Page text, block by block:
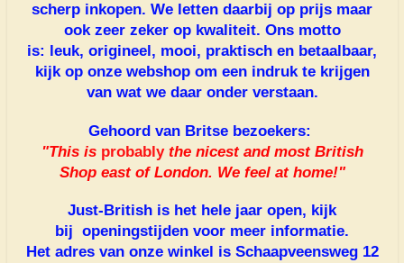
scherp inkopen. We letten daarbij op prijs maar
ook zeer zeker op kwaliteit. Ons motto
is: leuk, origineel, mooi, praktisch en betaalbaar,
kijk op onze webshop om een indruk te krijgen
van wat we daar onder verstaan.
Gehoord van Britse bezoekers:
"This is probablythe nicest and most British
Shop east of London. We feel at home!"
Just-British is het hele jaar open, kijk
bij openingstijden voor meer informatie.
Het adres van onze winkel is Schaapveensweg 12